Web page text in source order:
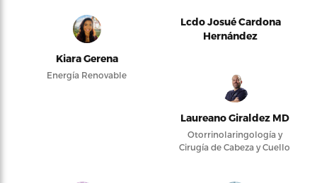
Kiara Gerena
Energía Renovable
Lcdo Josué Cardona
Hernández
Laureano Giraldez MD
Otorrinolaringología y
Cirugía de Cabeza y Cuello